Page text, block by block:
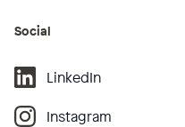
Social
LinkedIn
Instagram